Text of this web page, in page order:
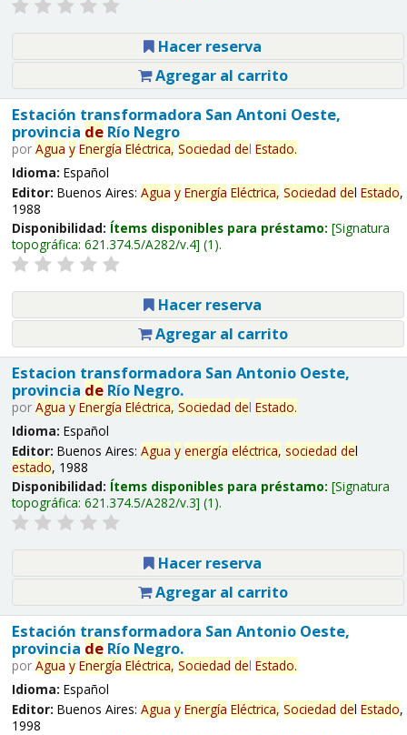
Hacer reserva
Agregar al carrito
Estación transformadora San Antoni Oeste,
provincia deRío Negro
por Agua y Energía Eléctrica, Sociedad del Estado.
Idioma: Español
Editor: Buenos Aires: Agua y Energía Eléctrica, Sociedad del Estado,
1988
Disponibilidad: Ítems disponibles para préstamo: Signatura
topográfica: 621.374.5/A282/v.4 (1).
Hacer reserva
Agregar al carrito
Estacion transformadora San Antonio Oeste,
provincia deRío Negro.
por Agua y Energía Eléctrica, Sociedad del Estado.
Idioma: Español
Editor: Buenos Aires: Agua y energía eléctrica, sociedad del
estado, 1988
Disponibilidad: Ítems disponibles para préstamo: Signatura
topográfica: 621.374.5/A282/v.3 (1).
Hacer reserva
Agregar al carrito
Estación transformadora San Antonio Oeste,
provincia deRío Negro.
por Agua y Energía Eléctrica, Sociedad del Estado.
Idioma: Español
Editor: Buenos Aires: Agua y Energía Eléctrica, Sociedad del Estado,
1998